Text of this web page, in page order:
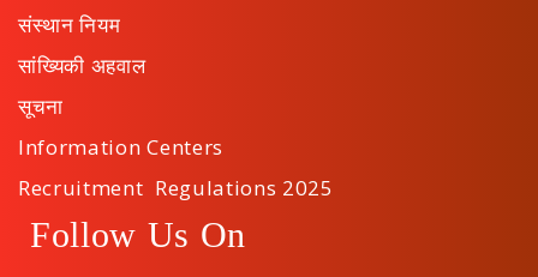
संस्थान नियम
सांख्यिकी अहवाल
सूचना
Information Centers
Recruitment Regulations 2025
Follow Us On